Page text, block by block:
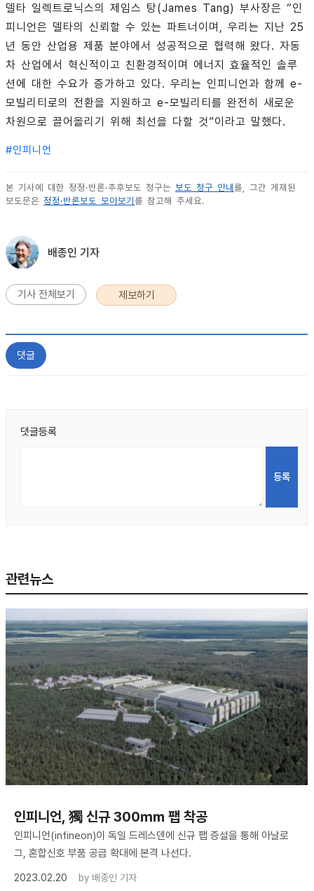
델타 일렉트로닉스의 제임스 탕(James Tang) 부사장은 “인
피니언은 델타의 신뢰할 수 있는 파트너이며, 우리는 지난 25
년 동안 산업용 제품 분야에서 성공적으로 협력해 왔다. 자동
차 산업에서 혁신적이고 친환경적이며 에너지 효율적인 솔루
션에 대한 수요가 증가하고 있다. 우리는 인피니언과 함께 e-
모빌리티로의 전환을 지원하고 e-모빌리티를 완전히 새로운
차원으로 끌어올리기 위해 최선을 다할 것”이라고 말했다.
#인피니언
본 기사에 대한 정정·반론·추후보도 청구는 보도 청구 안내를, 그간 게재된
보도문은 정정·반론보도 모아보기를 참고해 주세요.
배종인 기자
기사 전체보기 제보하기
댓글
댓글등록
관련뉴스
인피니언, 獨 신규 300㎜ 팹 착공
인피니언(infineon)이 독일 드레스덴에 신규 팹 증설을 통해 아날로
그, 혼합신호 부품 공급 확대에 본격 나선다.
2023.02.20
by 배종인 기자